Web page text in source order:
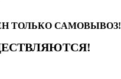
ТОЛЬКО САМОВЫВОЗ!